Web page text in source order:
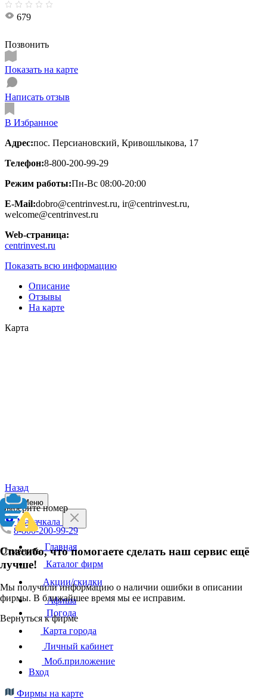
679
Позвонить
Показать на карте
Написать отзыв
В Избранное
Адрес:пос. Персиановский, Кривошлыкова, 17
Телефон:8-800-200-99-29
Режим работы:Пн-Вс 08:00-20:00
E-Mail:dobro@centrinvest.ru, ir@centrinvest.ru,
welcome@centrinvest.ru
Web-страница:
centrinvest.ru
Показать всю информацию
Описание
Отзывы
На карте
Карта
Назад
Выберите номер
8-800-200-99-29
Отменить
Спасибо, что помогаете сделать наш сервис ещё
лучше!
Мы получили информацию о наличии ошибки в описании
фирмы. В ближайшее время мы ее исправим.
Вернуться к фирме
Меню
Махачкала
Главная
Каталог фирм
Акции/скидки
Афиша
Погода
Карта города
Личный кабинет
Моб.приложение
Вход
Фирмы на карте